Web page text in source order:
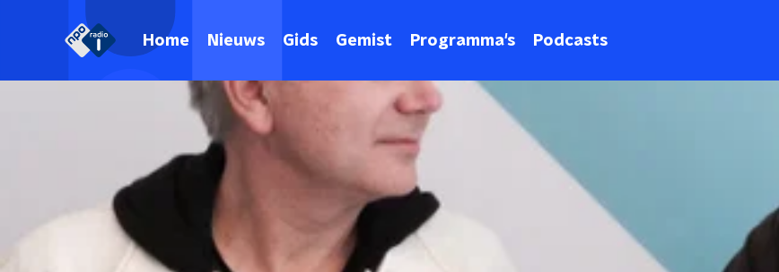
Home Nieuws Gids Gemist Programma's Podcasts